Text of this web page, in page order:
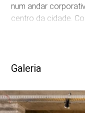
num andar
centro da cidade.
funcionários, surge
imóvel para suprir
paredes que
Galeria